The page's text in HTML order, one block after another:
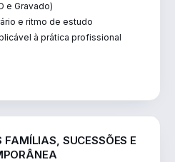
e Gravado)
e ritmo de estudo
à prática profissional
SUCESSÕES E